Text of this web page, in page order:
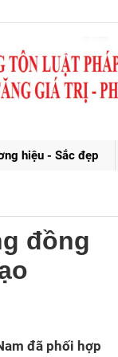
hiệu - Sắc đẹp
đồng
đã phối hợp